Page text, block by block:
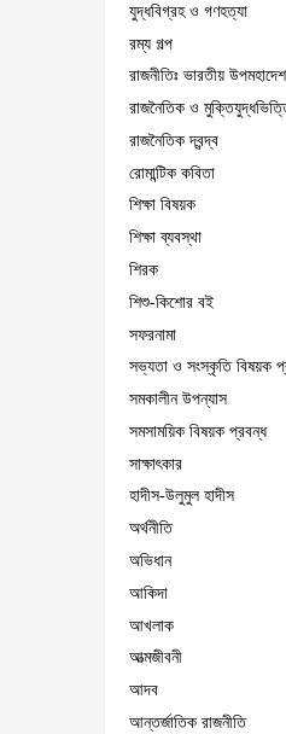
যুদ্ধবিগ্রহ ও গণহত্যা
রম্য গল্প
রাজনীতিঃ ভারতীয় উপমহাদেশ
রাজনৈতিক ও
রাজনৈতিক দ্বন্দ্ব
রোমান্টিক কবিতা
শিক্ষা বিষয়ক
শিক্ষা ব্যবস্থা
শিরক
শিশু-কিশোর বই
সফরনামা
সভ্যতা ও সংস্কৃতি বিষয়ক
সমকালীন উপন্যাস
সমসাময়িক বিষয়ক প্রবন্ধ
সাক্ষাৎকার
হাদীস-উলুমুল হাদীস
অর্থনীতি
অভিধান
আকিদা
আখলাক
আত্মজীবনী
আদব
আন্তর্জাতিক রাজনীতি